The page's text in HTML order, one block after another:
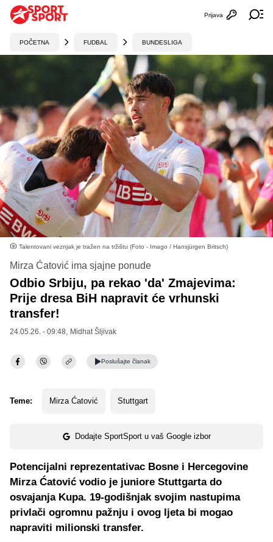
Otvori
Prijava
POČETNA FUDBAL BUNDESLIGA
Talentovani veznjak je tražen na tržištu (Foto - Imago / Hansjürgen Britsch)
Mirza Ćatović ima sjajne ponude
Odbio Srbiju, pa rekao 'da' Zmajevima:
Prije dresa BiH napravit će vrhunski
transfer!
24.05.26. - 09:48, Midhat Šljivak
Poslušajte članak
Teme: Mirza Ćatović Stuttgart
Dodajte SportSport u vaš Google izbor
Potencijalni reprezentativac Bosne i Hercegovine
Mirza Ćatović vodio je juniore Stuttgarta do
osvajanja Kupa. 19-godišnjak svojim nastupima
privlači ogromnu pažnju i ovog ljeta bi mogao
napraviti milionski transfer.